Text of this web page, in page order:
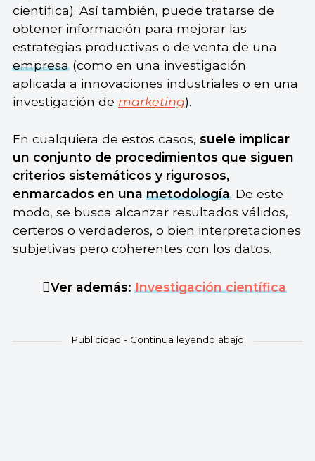
científica). Así también, puede tratarse de
obtener información para mejorar las
estrategias productivas o de venta de una
empresa(como en una investigación
aplicada a innovaciones industriales o en una
investigación de marketing).
En cualquiera de estos casos, suele implicar
un conjunto de procedimientos que siguen
criterios sistemáticos y rigurosos,
enmarcados en unametodología. De este
modo, se busca alcanzar resultados válidos,
certeros o verdaderos, o bien interpretaciones
subjetivas pero coherentes con los datos.
Ver además:Investigación científica